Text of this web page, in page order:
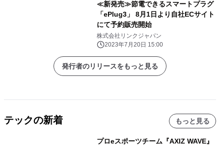
≪新発売≫節電できるスマートプラグ
「ePlug3」 8月1日より自社ECサイト
にて予約販売開始
株式会社リンクジャパン
2023年7月20日 15:00
発行者のリリースをもっと見る
テックの新着 もっと見る
プロeスポーツチーム『AXIZ WAVE』